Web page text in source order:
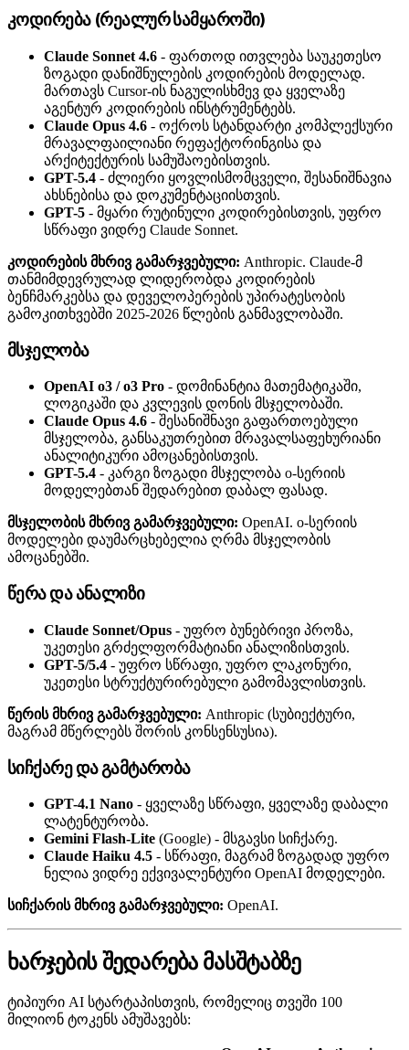
კოდირება (რეალურ სამყაროში)
Claude Sonnet 4.6 - ფართოდ ითვლება საუკეთესო
ზოგადი დანიშნულების კოდირების მოდელად.
მართავს Cursor-ის ნაგულისხმევ და ყველაზე
აგენტურ კოდირების ინსტრუმენტებს.
Claude Opus 4.6 - ოქროს სტანდარტი კომპლექსური
მრავალფაილიანი რეფაქტორინგისა და
არქიტექტურის სამუშაოებისთვის.
GPT-5.4 - ძლიერი ყოვლისმომცველი, შესანიშნავია
ახსნებისა და დოკუმენტაციისთვის.
GPT-5 - მყარი რუტინული კოდირებისთვის, უფრო
სწრაფი ვიდრე Claude Sonnet.
კოდირების მხრივ გამარჯვებული: Anthropic. Claude-მ
თანმიმდევრულად ლიდერობდა კოდირების
ბენჩმარკებსა და დეველოპერების უპირატესობის
გამოკითხვებში 2025-2026 წლების განმავლობაში.
მსჯელობა
OpenAI o3 / o3 Pro - დომინანტია მათემატიკაში,
ლოგიკაში და კვლევის დონის მსჯელობაში.
Claude Opus 4.6 - შესანიშნავი გაფართოებული
მსჯელობა, განსაკუთრებით მრავალსაფეხურიანი
ანალიტიკური ამოცანებისთვის.
GPT-5.4 - კარგი ზოგადი მსჯელობა o-სერიის
მოდელებთან შედარებით დაბალ ფასად.
მსჯელობის მხრივ გამარჯვებული: OpenAI. o-სერიის
მოდელები დაუმარცხებელია ღრმა მსჯელობის
ამოცანებში.
წერა და ანალიზი
Claude Sonnet/Opus - უფრო ბუნებრივი პროზა,
უკეთესი გრძელფორმატიანი ანალიზისთვის.
GPT-5/5.4 - უფრო სწრაფი, უფრო ლაკონური,
უკეთესი სტრუქტურირებული გამომავლისთვის.
წერის მხრივ გამარჯვებული: Anthropic (სუბიექტური,
მაგრამ მწერლებს შორის კონსენსუსია).
სიჩქარე და გამტარობა
GPT-4.1 Nano - ყველაზე სწრაფი, ყველაზე დაბალი
ლატენტურობა.
Gemini Flash-Lite (Google) - მსგავსი სიჩქარე.
Claude Haiku 4.5 - სწრაფი, მაგრამ ზოგადად უფრო
ნელია ვიდრე ექვივალენტური OpenAI მოდელები.
სიჩქარის მხრივ გამარჯვებული: OpenAI.
ხარჯების შედარება მასშტაბზე
ტიპიური AI სტარტაპისთვის, რომელიც თვეში 100
მილიონ ტოკენს ამუშავებს: